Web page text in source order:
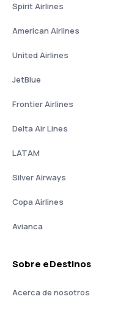
Spirit Airlines
American Airlines
United Airlines
JetBlue
Frontier Airlines
Delta Air Lines
LATAM
Silver Airways
Copa Airlines
Avianca
Sobre eDestinos
Acerca de nosotros